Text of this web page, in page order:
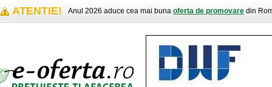
ATENTIE! Anul 2026 aduce cea mai buna oferta de promovare din